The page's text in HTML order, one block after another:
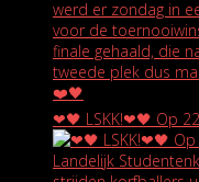
❤🖤 LSKK!❤🖤 Op